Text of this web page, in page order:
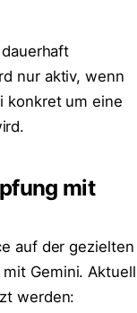
nur aktiv, wenn
konkret um eine
mit
auf der gezielten
Gemini. Aktuell
werden: